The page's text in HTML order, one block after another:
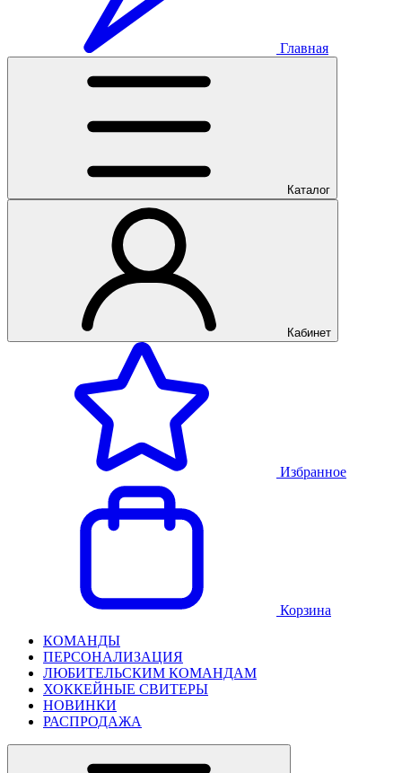
Главная
Каталог
Кабинет
Избранное
Корзина
КОМАНДЫ
ПЕРСОНАЛИЗАЦИЯ
ЛЮБИТЕЛЬСКИМ КОМАНДАМ
ХОККЕЙНЫЕ СВИТЕРЫ
НОВИНКИ
РАСПРОДАЖА